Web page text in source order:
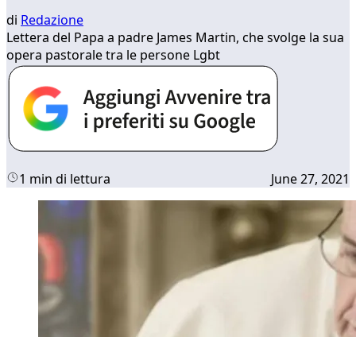
di Redazione
Lettera del Papa a padre James Martin, che svolge la sua
opera pastorale tra le persone Lgbt
1 min di lettura June 27, 2021